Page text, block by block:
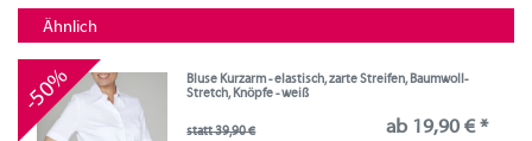
Ähnlich
-50%
Bluse Kurzarm - elastisch, zarte Streifen, Baumwoll-
Stretch, Knöpfe - weiß
statt 39,90 € ab 19,90 € *